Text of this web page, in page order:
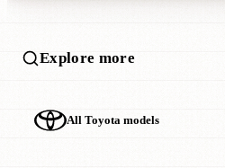
Explore more
All Toyota models